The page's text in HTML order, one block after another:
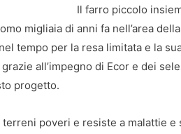
Il farro piccolo
migliaia di anni fa nell’area
tempo per la resa limitata e la
all’impegno di Ecor e dei
progetto.
terreni poveri e resiste a malattie e